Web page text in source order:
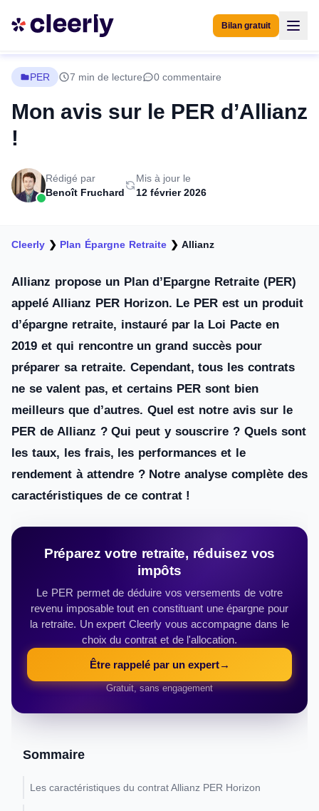
Bilan gratuit
PER 7 min de lecture 0 commentaire
Mon avis sur le PER d’Allianz
!
Rédigé par
Benoît Fruchard
Mis à jour le
12 février 2026
Cleerly ❯ Plan Épargne Retraite❯Allianz
Allianz propose un Plan d’Epargne Retraite (PER)
appelé Allianz PER Horizon. Le PER est un produit
d’épargne retraite, instauré par la Loi Pacte en
2019 et qui rencontre un grand succès pour
préparer sa retraite. Cependant, tous les contrats
ne se valent pas, et certains PER sont bien
meilleurs que d’autres. Quel est notre avis sur le
PER de Allianz ? Qui peut y souscrire ? Quels sont
les taux, les frais, les performances et le
rendement à attendre ? Notre analyse complète des
caractéristiques de ce contrat !
Préparez votre retraite, réduisez vos
impôts
Le PER permet de déduire vos versements de votre
revenu imposable tout en constituant une épargne pour
la retraite. Un expert Cleerly vous accompagne dans le
choix du contrat et de l'allocation.
Être rappelé par un expert→
Gratuit, sans engagement
Sommaire
Les caractéristiques du contrat Allianz PER Horizon